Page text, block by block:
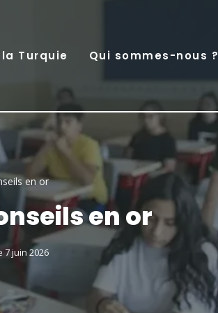
Turquie Qui sommes-nous ?
en or
en or
7 juin 2026